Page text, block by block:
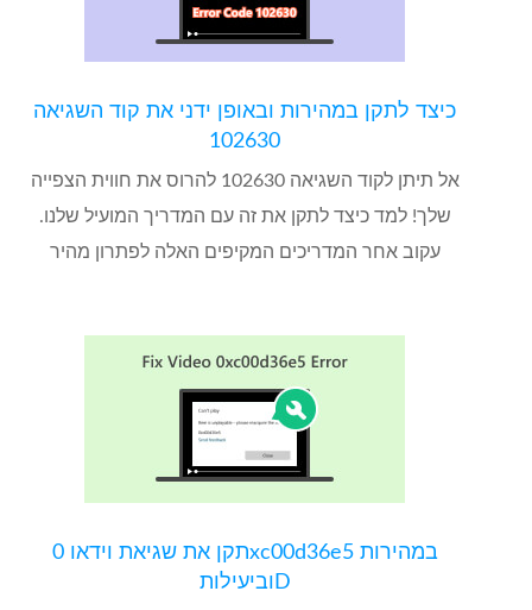
כיצד לתקן במהירות ובאופן ידני את קוד השגיאה
102630
אל תיתן לקוד השגיאה 102630 להרוס את חווית הצפייה
שלך! למד כיצד לתקן את זה עם המדריך המועיל שלנו.
עקוב אחר המדריכים המקיפים האלה לפתרון מהיר
תקן את שגיאת וידאו 0xc00d36e5 במהירות
וביעילותD